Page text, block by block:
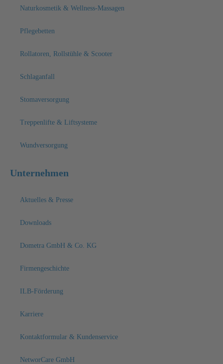
Naturkosmetik & Wellness-Massagen
Pflegebetten
Rollatoren, Rollstühle & Scooter
Schlaganfall
Stomaversorgung
Treppenlifte & Liftsysteme
Wundversorgung
Unternehmen
Aktuelles & Presse
Downloads
Dometra GmbH & Co. KG
Firmengeschichte
ILB-Förderung
Karriere
Kontaktformular & Kundenservice
NetworCare GmbH